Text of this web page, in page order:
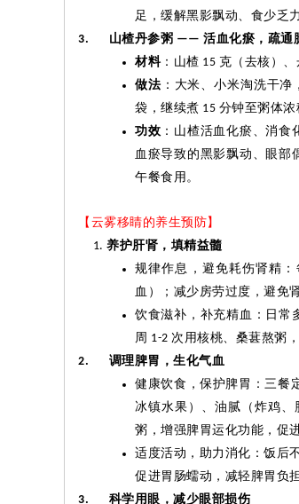
足，缓解黑影飘动、食少乏
3.
山楂丹参粥 —— 活血化瘀，疏通
材料：山楂 15 克（去核）、
做法 ：大米、小米淘洗干
袋，继续煮 15 分钟至粥体浓
功效 ：山楂活血化瘀、消
血瘀导致的黑影飘动、眼部
午餐食用。
【云雾移睛的养生预防】
养护肝肾，填精益髓
规律作息，避免耗伤肾精：
血）；减少房劳过度，避免
饮食滋补，补充精血：日常
周 1-2 次用核桃、桑葚熬粥
2.
调理脾胃，生化气血
健康饮食，保护脾胃：三餐
冰镇水果）、油腻（炸鸡
粥，增强脾胃运化功能，促
适度活动，助力消化：饭后
促进胃肠蠕动，减轻脾胃负
3.
科学用眼，减少眼部损伤